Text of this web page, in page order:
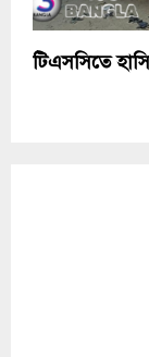
টিএসসিতে